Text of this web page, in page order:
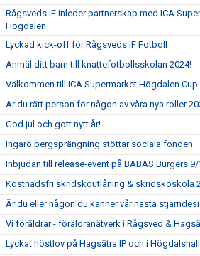
Rågsveds IF inleder partnerskap med ICA
Högdalen
Lyckad kick-off för Rågsveds IF Fotboll
Anmäl ditt barn till knattefotbollsskolan 2024!
Välkommen till ICA Supermarket Högdalen Cup
Är du rätt person för någon av våra nya roller
God jul och gott nytt år!
Ingarö bergsprängning stöttar sociala fonden
Inbjudan till release-event på BABAS Burgers
Kostnadsfri skridskoutlåning & skridskoskola
Är du eller någon du känner vår nästa
Vi föräldrar - föräldranätverk i Rågsved &
Lyckat höstlov på Hagsätra IP och i